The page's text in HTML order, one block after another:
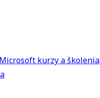
kurzy a školenia